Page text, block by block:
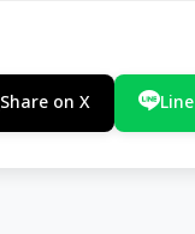
Share on X Line